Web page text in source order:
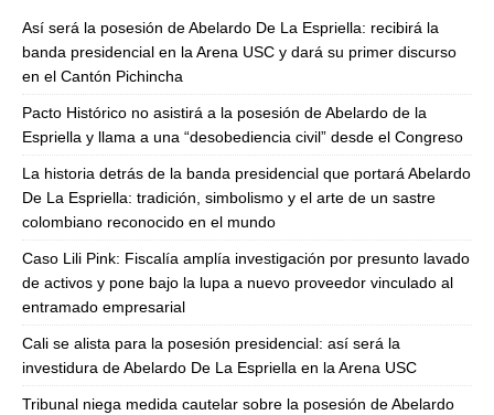
Así será la posesión de Abelardo De La Espriella: recibirá la
banda presidencial en la Arena USC y dará su primer discurso
en el Cantón Pichincha
Pacto Histórico no asistirá a la posesión de Abelardo de la
Espriella y llama a una “desobediencia civil” desde el Congreso
La historia detrás de la banda presidencial que portará Abelardo
De La Espriella: tradición, simbolismo y el arte de un sastre
colombiano reconocido en el mundo
Caso Lili Pink: Fiscalía amplía investigación por presunto lavado
de activos y pone bajo la lupa a nuevo proveedor vinculado al
entramado empresarial
Cali se alista para la posesión presidencial: así será la
investidura de Abelardo De La Espriella en la Arena USC
Tribunal niega medida cautelar sobre la posesión de Abelardo